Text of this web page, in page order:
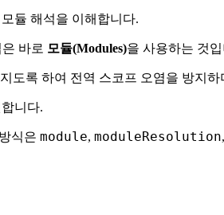
듈 해석을 이해합니다.
바로 모듈(Modules)을 사용하는 것
도록 하여 전역 스코프 오염을 방지
니다.
식은 module, moduleResolution